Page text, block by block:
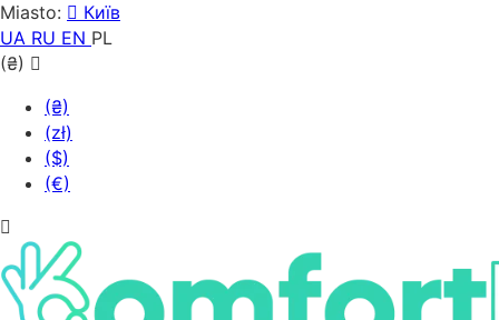
Miasto:
Київ
UA RU EN PL
(₴)
(₴)
(zł)
($)
(€)